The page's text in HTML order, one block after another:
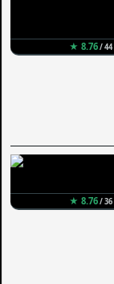
★ 8.76/ 44
★ 8.76/ 36